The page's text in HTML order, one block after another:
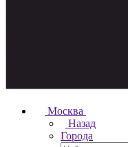
Москва
Назад
Города